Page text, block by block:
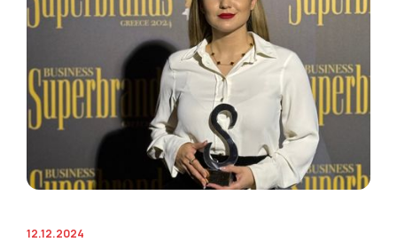
12.12.2024